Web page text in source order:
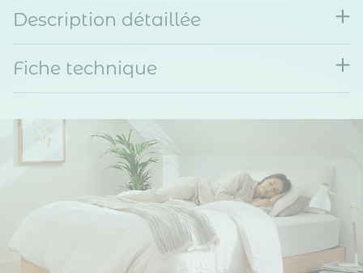
Description détaillée
Fiche technique